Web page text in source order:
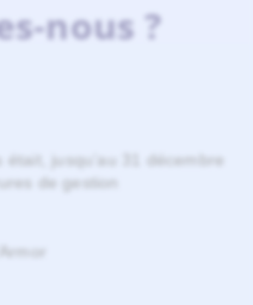
nous ?
jusqu’au 31 décembre
de gestion